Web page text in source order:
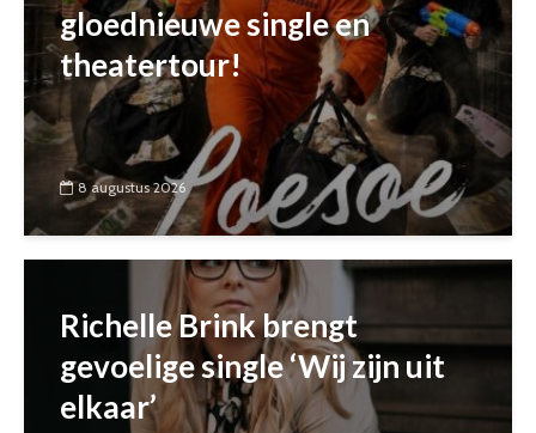
gloednieuwe single en
theatertour!
8 augustus 2026
Richelle Brink brengt
gevoelige single ‘Wij zijn uit
elkaar’